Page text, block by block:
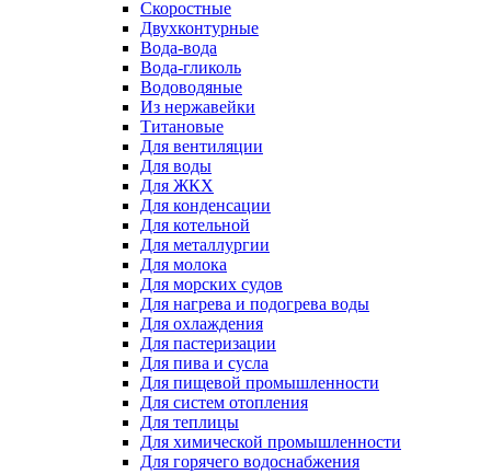
Скоростные
Двухконтурные
Вода-вода
Вода-гликоль
Водоводяные
Из нержавейки
Титановые
Для вентиляции
Для воды
Для ЖКХ
Для конденсации
Для котельной
Для металлургии
Для молока
Для морских судов
Для нагрева и подогрева воды
Для охлаждения
Для пастеризации
Для пива и сусла
Для пищевой промышленности
Для систем отопления
Для теплицы
Для химической промышленности
Для горячего водоснабжения